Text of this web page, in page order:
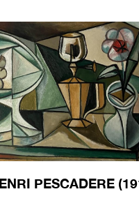
PESCADERE